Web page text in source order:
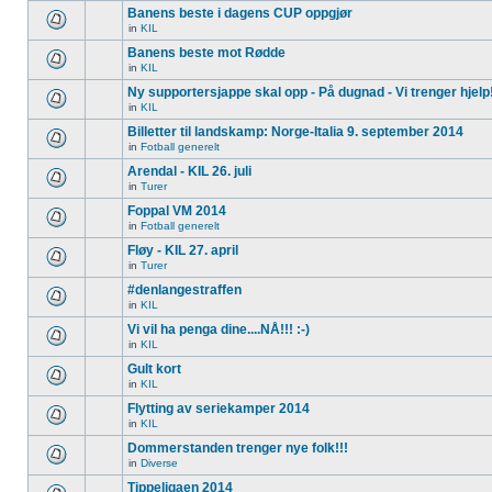
Banens beste i dagens CUP oppgjør
in KIL
Banens beste mot Rødde
in KIL
Ny supportersjappe skal opp - På dugnad - Vi trenger
in KIL
Billetter til landskamp: Norge-Italia 9. september 2014
in Fotball generelt
Arendal - KIL 26. juli
in Turer
Foppal VM 2014
in Fotball generelt
Fløy - KIL 27. april
in Turer
#denlangestraffen
in KIL
Vi vil ha penga dine....NÅ!!! :-)
in KIL
Gult kort
in KIL
Flytting av seriekamper 2014
in KIL
Dommerstanden trenger nye folk!!!
in Diverse
Tippeligaen 2014